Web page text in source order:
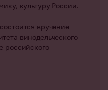
культуру России.
вручение
винодельческого
российского